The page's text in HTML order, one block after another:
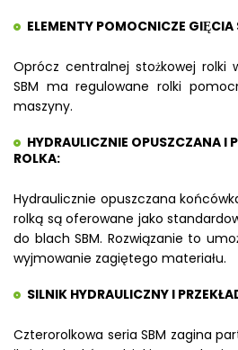
ELEMENTY POMOCNICZE
Oprócz centralnej stożkowej rolki
SBM ma regulowane rolki
maszyny.
HYDRAULICZNIE OPUSZCZANA I
ROLKA:
Hydraulicznie opuszczana
rolką są oferowane jako
do blach SBM. Rozwiązanie to
wyjmowanie zagiętego materiału.
SILNIK HYDRAULICZNY I
Czterorolkowa seria SBM zagina